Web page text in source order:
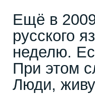
Ещё в
русского
неделю.
При этом
Люди,